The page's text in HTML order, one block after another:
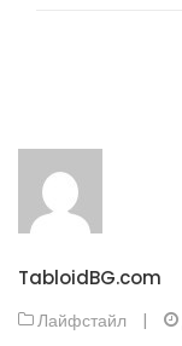
TabloidBG.com
Лайфстайл |